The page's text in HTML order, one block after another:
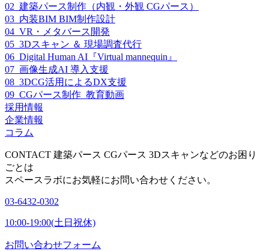
02_建築パース制作（内観・外観 CGパース）
03_内装BIM BIM制作設計
04_VR・メタバース開発
05_3Dスキャン ＆ 現場調査代行
06_Digital Human AI『Virtual mannequin』
07_画像生成AI 導入支援
08_3DCG活用によるDX支援
09_CGパース制作_教育動画
採用情報
企業情報
コラム
CONTACT 建築パース CGパース 3Dスキャンなどのお困り
ごとは
スペースラボにお気軽にお問い合わせください。
03-6432-0302
10:00-19:00(土日祝休)
お問い合わせフォーム